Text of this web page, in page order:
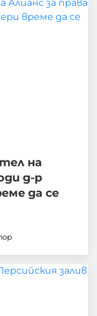
на
д-р
да се